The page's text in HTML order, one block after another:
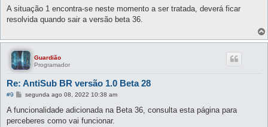
n
a
m
A situação 1 encontra-se neste momento a ser tratada, deverá ficar
resolvida quando sair a versão beta 36.
Guardião
Programador
Re: AntiSub BR versão 1.0 Beta 28
#9
M
n
a
segunda ago 08, 2022 10:38 am
A funcionalidade adicionada na Beta 36, consulta esta página para
perceberes como vai funcionar.